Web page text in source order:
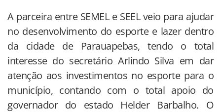
A parceira entre SEMEL e SEEL veio para ajudar
no desenvolvimento do esporte e lazer dentro
da cidade de Parauapebas, tendo o total
interesse do secretário Arlindo Silva em dar
atenção aos investimentos no esporte para o
município, contando com o total apoio do
governador do estado Helder Barbalho. O